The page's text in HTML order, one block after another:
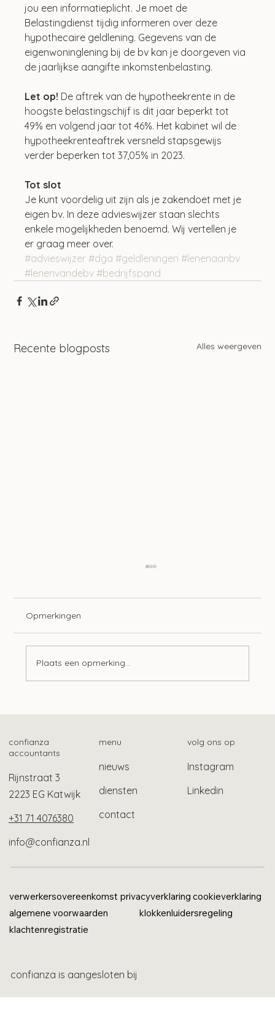
jou een informatieplicht. Je moet de
Belastingdienst tijdig informeren over deze
hypothecaire geldlening. Gegevens van de
eigenwoninglening bij de bv kan je doorgeven via
de jaarlijkse aangifte inkomstenbelasting.
Let op! De aftrek van de hypotheekrente in de
hoogste belastingschijf is dit jaar beperkt tot
49% en volgend jaar tot 46%. Het kabinet wil de
hypotheekrenteaftrek versneld stapsgewijs
verder beperken tot 37,05% in 2023.
Tot slot
Je kunt voordelig uit zijn als je zakendoet met je
eigen bv. In deze advieswijzer staan slechts
enkele mogelijkheden benoemd. Wij vertellen je
er graag meer over.
#advieswijzer #dga #geldleningen #lenenaanbv
#lenenvandebv #bedrijfspand
Recente blogposts Alles weergeven
Opmerkingen
Plaats een opmerking...
confianza
accountants
Rijnstraat 3
2223 EG Katwijk
+31 71 4076380
info@confianza.nl
menu
nieuws
diensten
contact
volg ons op
Instagram
Linkedin
verwerkersovereenkomst privacyverklaring cookieverklaring
algemene voorwaarden
klokkenluidersregeling
klachtenregistratie
confianza is aangesloten bij